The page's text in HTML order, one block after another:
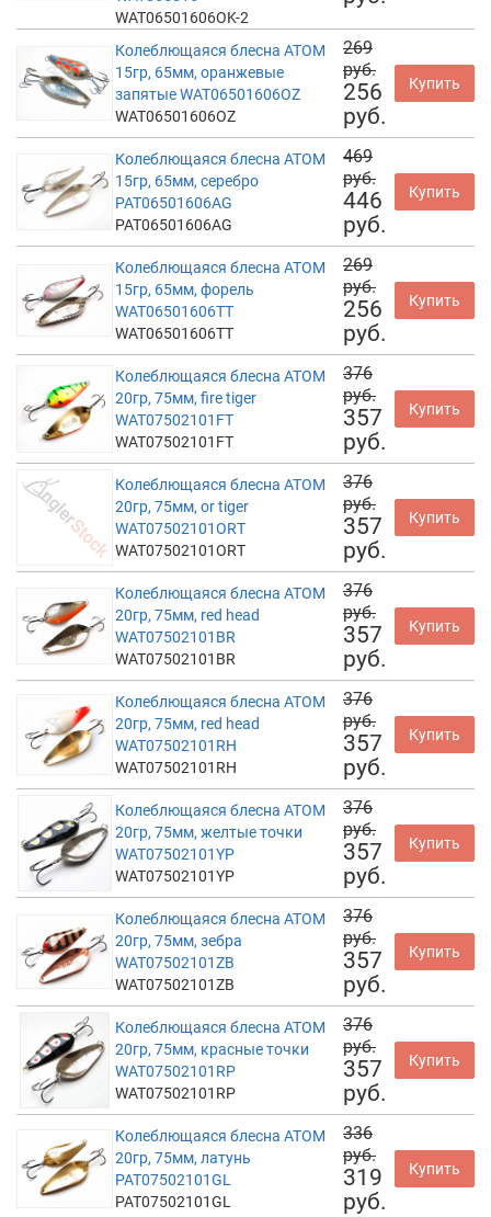
WAT06501606OK-2
Колеблющаяся блесна АТОМ
15гр, 65мм, оранжевые
запятые WAT06501606OZ
WAT06501606OZ
269
руб.
256
руб.
Купить
Колеблющаяся блесна АТОМ
15гр, 65мм, серебро
PAT06501606AG
PAT06501606AG
469
руб.
446
руб.
Купить
Колеблющаяся блесна АТОМ
15гр, 65мм, форель
WAT06501606TT
WAT06501606TT
269
руб.
256
руб.
Купить
Колеблющаяся блесна АТОМ
20гр, 75мм, fire tiger
WAT07502101FT
WAT07502101FT
376
руб.
357
руб.
Купить
Колеблющаяся блесна АТОМ
20гр, 75мм, or tiger
WAT07502101ORT
WAT07502101ORT
376
руб.
357
руб.
Купить
Колеблющаяся блесна АТОМ
20гр, 75мм, red head
WAT07502101BR
WAT07502101BR
376
руб.
357
руб.
Купить
Колеблющаяся блесна АТОМ
20гр, 75мм, red head
WAT07502101RH
WAT07502101RH
376
руб.
357
руб.
Купить
Колеблющаяся блесна АТОМ
20гр, 75мм, желтые точки
WAT07502101YP
WAT07502101YP
376
руб.
357
руб.
Купить
Колеблющаяся блесна АТОМ
20гр, 75мм, зебра
WAT07502101ZB
WAT07502101ZB
376
руб.
357
руб.
Купить
Колеблющаяся блесна АТОМ
20гр, 75мм, красные точки
WAT07502101RP
WAT07502101RP
376
руб.
357
руб.
Купить
Колеблющаяся блесна АТОМ
20гр, 75мм, латунь
PAT07502101GL
PAT07502101GL
336
руб.
319
руб.
Купить